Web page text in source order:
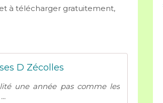
à télécharger gratuitement,
D Zécolles
une année pas comme les